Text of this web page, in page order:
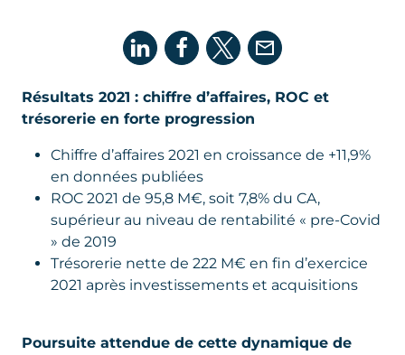
Résultats 2021 : chiffre d’affaires, ROC et
trésorerie en forte progression
Chiffre d’affaires 2021 en croissance de +11,9%
en données publiées
ROC 2021 de 95,8 M€, soit 7,8% du CA,
supérieur au niveau de rentabilité « pre-Covid
» de 2019
Trésorerie nette de 222 M€ en fin d’exercice
2021 après investissements et acquisitions
Poursuite attendue de cette dynamique de